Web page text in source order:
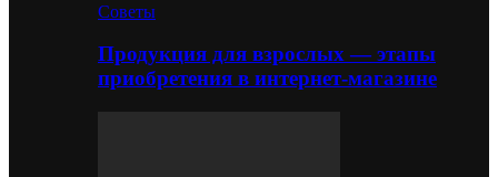
Советы
Продукция для взрослых — этапы
приобретения в интернет-магазине